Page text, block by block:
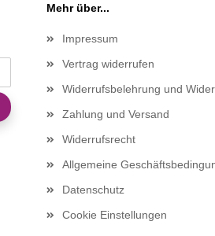
Mehr über...
Impressum
Vertrag widerrufen
Widerrufsbelehrung und
Zahlung und Versand
Widerrufsrecht
Allgemeine
Datenschutz
Cookie Einstellungen